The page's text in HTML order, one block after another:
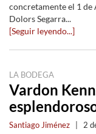
concretamente el 1 de
Dolors Segarra...
[Seguir leyendo...]
LA BODEGA
Vardon
Santiago Jiménez 2